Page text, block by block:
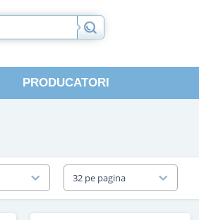
PRODUCATORI
32 pe pagina